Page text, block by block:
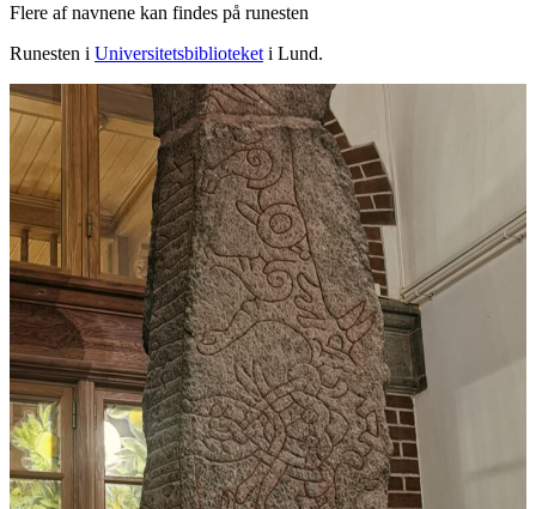
Flere af navnene kan findes på runesten
Runesten i Universitetsbiblioteket i Lund.